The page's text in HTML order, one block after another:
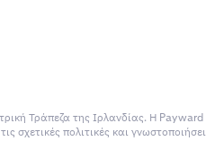
Τράπεζα της Ιρλανδίας. Η
σχετικές πολιτικές και